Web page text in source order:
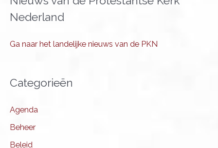
interview
Ellen
in
Nederland
Ga naar het landelijke nieuws van de PKN
Categorieën
Agenda
Beheer
Beleid